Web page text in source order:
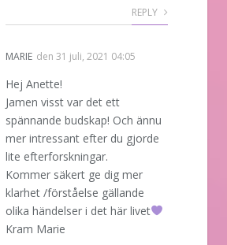
REPLY
MARIE den 31 juli, 2021 04:05
Hej Anette!
Jamen visst var det ett
spännande budskap! Och ännu
mer intressant efter du gjorde
lite efterforskningar.
Kommer säkert ge dig mer
klarhet /förståelse gällande
olika händelser i det här livet
Kram Marie